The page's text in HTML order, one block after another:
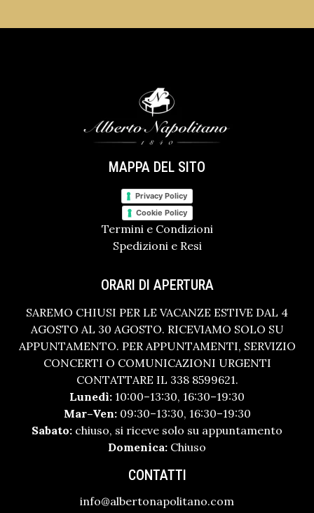
MAPPA DEL SITO
Privacy Policy
Cookie Policy
Termini e Condizioni
Spedizioni e Resi
ORARI DI APERTURA
SAREMO CHIUSI PER LE VACANZE ESTIVE DAL 4
AGOSTO AL 30 AGOSTO. RICEVIAMO SOLO SU
APPUNTAMENTO. PER APPUNTAMENTI, SERVIZIO
CONCERTI O COMUNICAZIONI URGENTI
CONTATTARE IL 338 8599621.
Lunedì: 10:00–13:30, 16:30–19:30
Mar–Ven:09:30–13:30, 16:30–19:30
Sabato: chiuso, si riceve solo su appuntamento
Domenica: Chiuso
CONTATTI
info@albertonapolitano.com